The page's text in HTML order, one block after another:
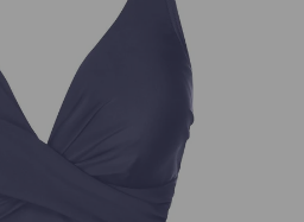
ENCOLURE CŒUR ET